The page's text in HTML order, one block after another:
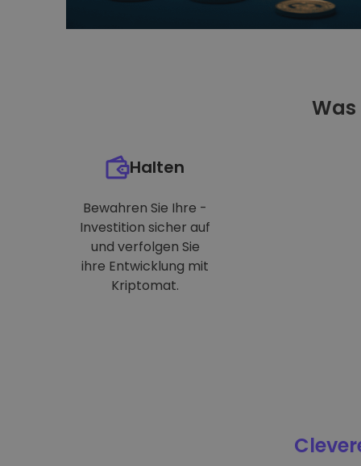
Halten
Bewahren Sie Ihre -
Investition sicher auf
und verfolgen Sie
ihre Entwicklung mit
Kriptomat.